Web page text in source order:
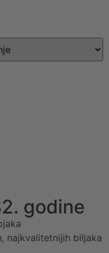
godine
najkvalitetnijih biljaka